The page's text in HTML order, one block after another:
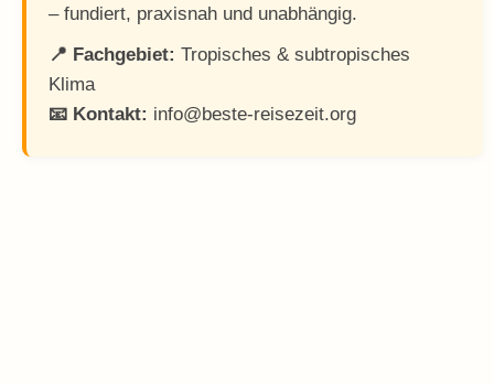
– fundiert, praxisnah und unabhängig.
📍 Fachgebiet: Tropisches & subtropisches
Klima
📧 Kontakt: info@beste-reisezeit.org